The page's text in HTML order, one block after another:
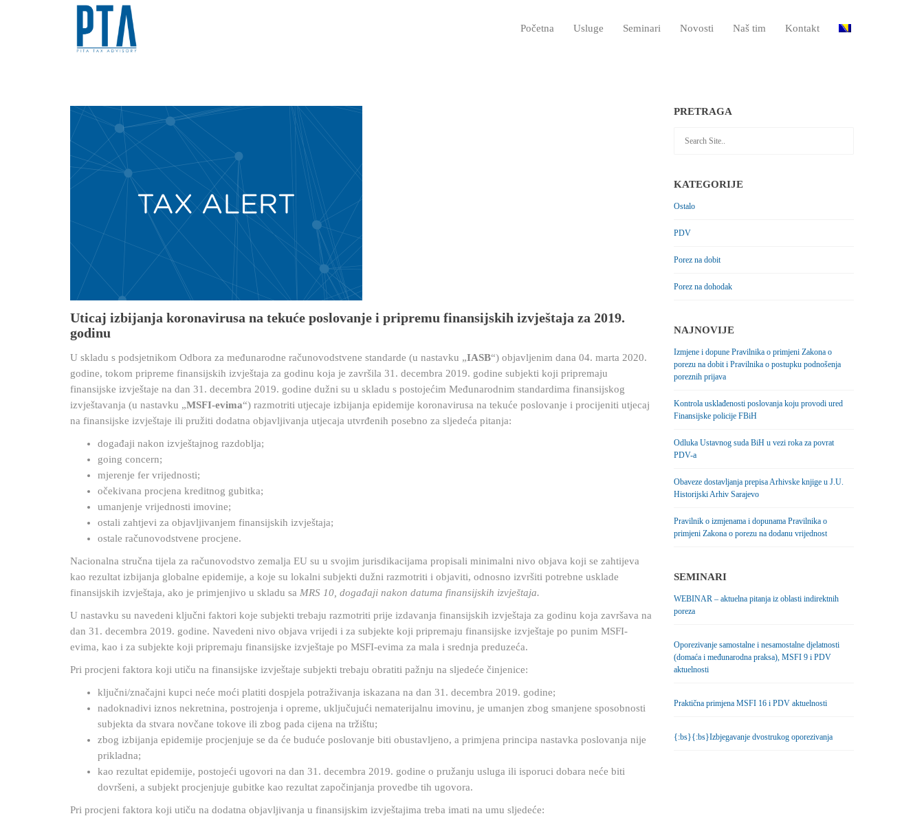
Početna Usluge Seminari Novosti Naš tim Kontakt
Uticaj izbijanja koronavirusa na tekuće poslovanje i pripremu finansijskih izvještaja za 2019.
godinu
U skladu s podsjetnikom Odbora za međunarodne računovodstvene standarde (u nastavku „IASB“) objavljenim dana 04. marta 2020.
godine, tokom pripreme finansijskih izvještaja za godinu koja je završila 31. decembra 2019. godine subjekti koji pripremaju
finansijske izvještaje na dan 31. decembra 2019. godine dužni su u skladu s postojećim Međunarodnim standardima finansijskog
izvještavanja (u nastavku „MSFI-evima“) razmotriti utjecaje izbijanja epidemije koronavirusa na tekuće poslovanje i procijeniti utjecaj
na finansijske izvještaje ili pružiti dodatna objavljivanja utjecaja utvrđenih posebno za sljedeća pitanja:
događaji nakon izvještajnog razdoblja;
going concern;
mjerenje fer vrijednosti;
očekivana procjena kreditnog gubitka;
umanjenje vrijednosti imovine;
ostali zahtjevi za objavljivanjem finansijskih izvještaja;
ostale računovodstvene procjene.
Nacionalna stručna tijela za računovodstvo zemalja EU su u svojim jurisdikacijama propisali minimalni nivo objava koji se zahtijeva
kao rezultat izbijanja globalne epidemije, a koje su lokalni subjekti dužni razmotriti i objaviti, odnosno izvršiti potrebne usklade
finansijskih izvještaja, ako je primjenjivo u skladu sa MRS 10, događaji nakon datuma finansijskih izvještaja.
U nastavku su navedeni ključni faktori koje subjekti trebaju razmotriti prije izdavanja finansijskih izvještaja za godinu koja završava na
dan 31. decembra 2019. godine. Navedeni nivo objava vrijedi i za subjekte koji pripremaju finansijske izvještaje po punim MSFI-
evima, kao i za subjekte koji pripremaju finansijske izvještaje po MSFI-evima za mala i srednja preduzeća.
Pri procjeni faktora koji utiču na finansijske izvještaje subjekti trebaju obratiti pažnju na sljedeće činjenice:
ključni/značajni kupci neće moći platiti dospjela potraživanja iskazana na dan 31. decembra 2019. godine;
nadoknadivi iznos nekretnina, postrojenja i opreme, uključujući nematerijalnu imovinu, je umanjen zbog smanjene sposobnosti
subjekta da stvara novčane tokove ili zbog pada cijena na tržištu;
zbog izbijanja epidemije procjenjuje se da će buduće poslovanje biti obustavljeno, a primjena principa nastavka poslovanja nije
prikladna;
kao rezultat epidemije, postojeći ugovori na dan 31. decembra 2019. godine o pružanju usluga ili isporuci dobara neće biti
dovršeni, a subjekt procjenjuje gubitke kao rezultat započinjanja provedbe tih ugovora.
Pri procjeni faktora koji utiču na dodatna objavljivanja u finansijskim izvještajima treba imati na umu sljedeće:
PRETRAGA
KATEGORIJE
Ostalo
PDV
Porez na dobit
Porez na dohodak
NAJNOVIJE
Izmjene i dopune Pravilnika o primjeni Zakona o
porezu na dobit i Pravilnika o postupku podnošenja
poreznih prijava
Kontrola usklađenosti poslovanja koju provodi ured
Finansijske policije FBiH
Odluka Ustavnog suda BiH u vezi roka za povrat
PDV-a
Obaveze dostavljanja prepisa Arhivske knjige u J.U.
Historijski Arhiv Sarajevo
Pravilnik o izmjenama i dopunama Pravilnika o
primjeni Zakona o porezu na dodanu vrijednost
SEMINARI
WEBINAR – aktuelna pitanja iz oblasti indirektnih
poreza
Oporezivanje samostalne i nesamostalne djelatnosti
(domaća i međunarodna praksa), MSFI 9 i PDV
aktuelnosti
Praktična primjena MSFI 16 i PDV aktuelnosti
{:bs}{:bs}Izbjegavanje dvostrukog oporezivanja